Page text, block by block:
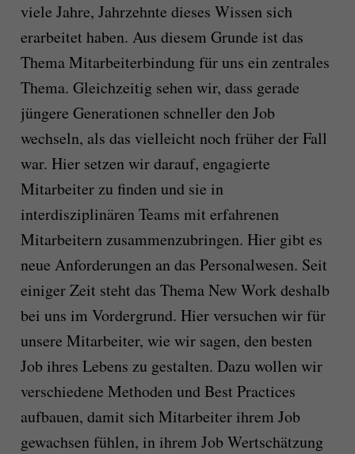
viele Jahre, Jahrzehnte dieses Wissen sich
erarbeitet haben. Aus diesem Grunde ist das
Thema Mitarbeiterbindung für uns ein zentrales
Thema. Gleichzeitig sehen wir, dass gerade
jüngere Generationen schneller den Job
wechseln, als das vielleicht noch früher der Fall
war. Hier setzen wir darauf, engagierte
Mitarbeiter zu finden und sie in
interdisziplinären Teams mit erfahrenen
Mitarbeitern zusammenzubringen. Hier gibt es
neue Anforderungen an das Personalwesen. Seit
einiger Zeit steht das Thema New Work deshalb
bei uns im Vordergrund. Hier versuchen wir für
unsere Mitarbeiter, wie wir sagen, den besten
Job ihres Lebens zu gestalten. Dazu wollen wir
verschiedene Methoden und Best Practices
aufbauen, damit sich Mitarbeiter ihrem Job
gewachsen fühlen, in ihrem Job Wertschätzung